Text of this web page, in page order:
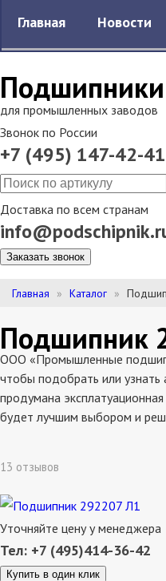
Подшипники
для промышленных заводов
Звонок по России
+7 (495) 147-42-41
Доставка по всем странам
Заказать звонок
Главная Новости
Главная Каталог
Подшипник
ООО «Промышленные
чтобы подобрать или
продумана
будет лучшим выбором и
13 отзывов
Уточняйте цену у менеджера
Тел: +7 (495)414-36-42
Купить в один клик